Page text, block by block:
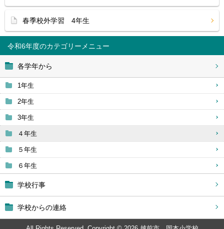
令和6年度
各学年から
1年生
2年生
3年生
４年生
５年生
６年生
学校行事
学校からの連絡
春季校外学習 4年生